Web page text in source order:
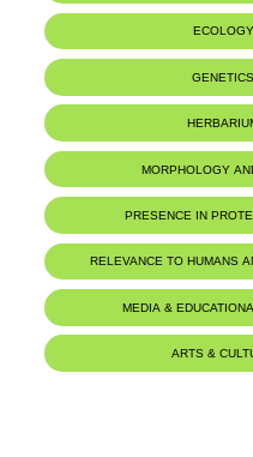
Common name: Himalayan
عليق مأكول الثمر
ECOLOGY
Bord des
MORPHOLOGY
Botanic Description
ordinairement éparse, les tiges
pubescentes.
-Feuilles à 3-5 folioles, à marge
pubescentes en dessous.
-Ramules pubescents, garnis de petites
-Fruit mûr noir, charnu, comestible.
PRESENCE IN
Jabal Moussa Biosphere
RELEVANCE TO HUMANS
MEDIA &
ARTS &